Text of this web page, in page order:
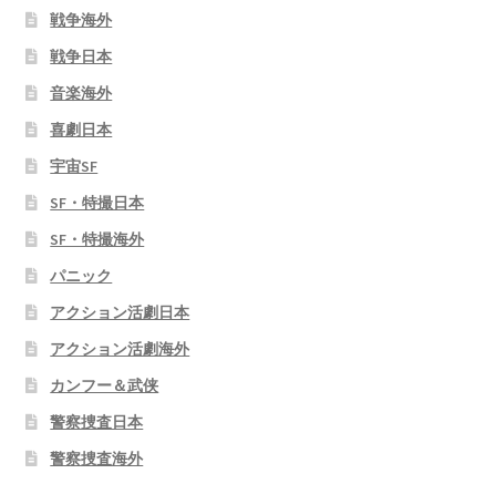
戦争海外
戦争日本
音楽海外
喜劇日本
宇宙SF
SF・特撮日本
SF・特撮海外
パニック
アクション活劇日本
アクション活劇海外
カンフー＆武侠
警察捜査日本
警察捜査海外